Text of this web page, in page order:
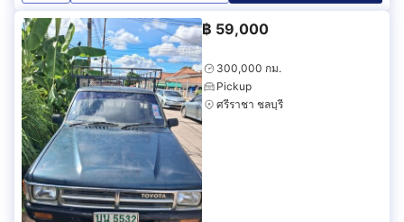
฿ 59,000
300,000 กม.
Pickup
ศรีราชา ชลบุรี